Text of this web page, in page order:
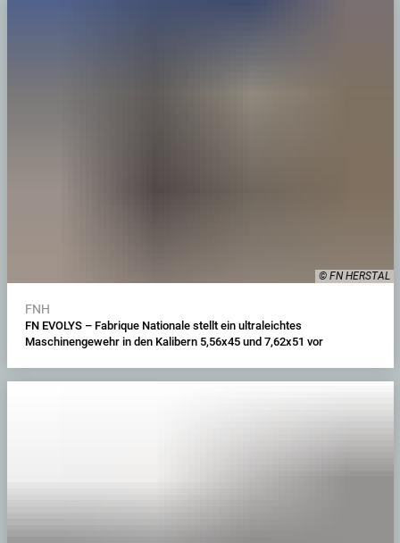
© FN HERSTAL
FNH
FN EVOLYS – Fabrique Nationale stellt ein ultraleichtes
Maschinengewehr in den Kalibern 5,56x45 und 7,62x51 vor